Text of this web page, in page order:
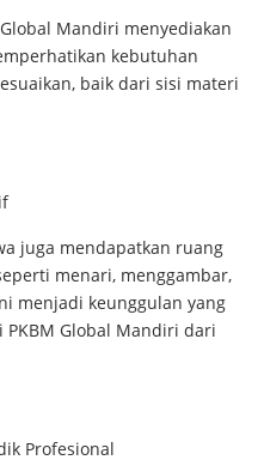
Mandiri menyediakan
kebutuhan
baik dari sisi materi
juga mendapatkan ruang
menari, menggambar,
menjadi keunggulan yang
Global Mandiri dari
Profesional